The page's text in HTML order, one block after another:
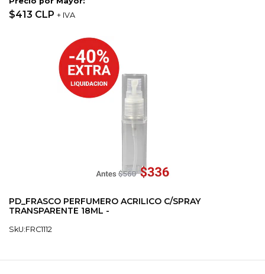
$413 CLP + IVA
PD_FRASCO PERFUMERO ACRILICO C/SPRAY
TRANSPARENTE 18ML -
SkU:FRC1112